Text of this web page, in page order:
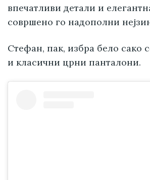
впечатливи детали и
совршено го надополни
Стефан, пак, избра бело сако
и класични црни панталони.